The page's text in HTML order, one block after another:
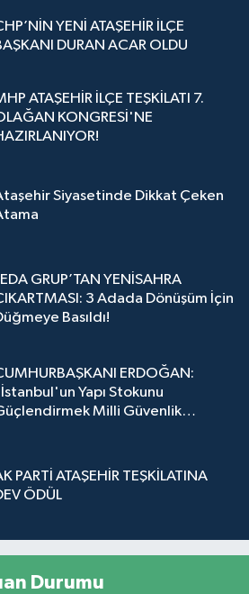
YENİ ATAŞEHİR İLÇE
DURAN ACAR OLDU
ATAŞEHİR İLÇE TEŞKİLATI 7.
KONGRESİ'NE
Siyasetinde Dikkat Çeken
GRUP’TAN YENİSAHRA
3 Adada Dönüşüm İçin
Basıldı!
ERDOĞAN:
Yapı Stokunu
Milli Güvenlik
PARTİ ATAŞEHİR TEŞKİLATINA
ÖDÜL
Durumu